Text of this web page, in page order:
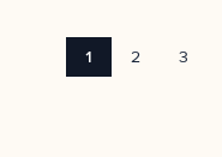
1 2 3